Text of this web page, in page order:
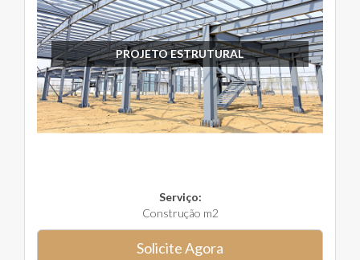
PROJETO ESTRUTURAL
Serviço:
Construção m2
Solicite Agora